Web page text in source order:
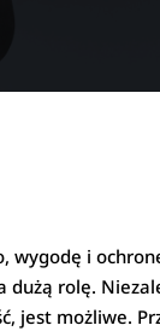
wygodę i
rolę.
jest możliwe.